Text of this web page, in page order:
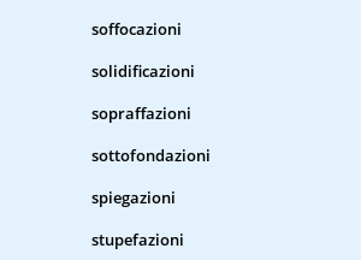
soffocazioni
solidificazioni
sopraffazioni
sottofondazioni
spiegazioni
stupefazioni